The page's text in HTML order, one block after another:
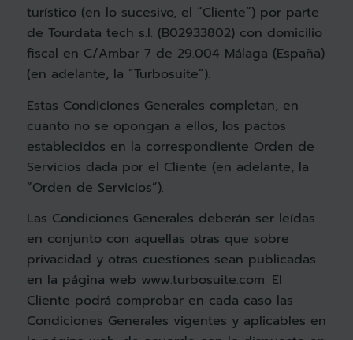
turístico (en lo sucesivo, el “Cliente”) por parte
de Tourdata tech s.l. (B02933802) con domicilio
fiscal en C/Ambar 7 de 29.004 Málaga (España)
(en adelante, la “Turbosuite”).
Estas Condiciones Generales completan, en
cuanto no se opongan a ellos, los pactos
establecidos en la correspondiente Orden de
Servicios dada por el Cliente (en adelante, la
“Orden de Servicios”).
Las Condiciones Generales deberán ser leídas
en conjunto con aquellas otras que sobre
privacidad y otras cuestiones sean publicadas
en la página web www.turbosuite.com. El
Cliente podrá comprobar en cada caso las
Condiciones Generales vigentes y aplicables en